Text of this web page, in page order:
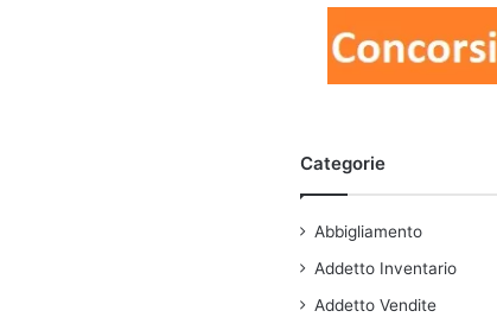
Categorie
Abbigliamento
Addetto Inventario
Addetto Vendite